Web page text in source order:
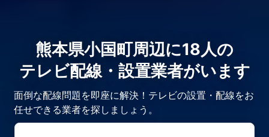
熊本県小国町周辺に18人の
テレビ配線・設置業者がいます
面倒な配線問題を即座に解決！テレビの設置・配線をお
任せできる業者を探しましょう。